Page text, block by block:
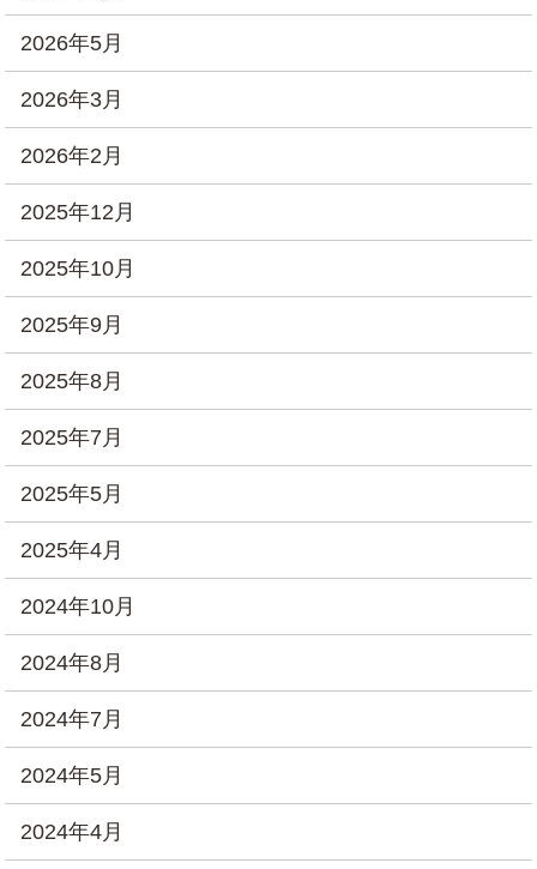
2026年5月
2026年3月
2026年2月
2025年12月
2025年10月
2025年9月
2025年8月
2025年7月
2025年5月
2025年4月
2024年10月
2024年8月
2024年7月
2024年5月
2024年4月